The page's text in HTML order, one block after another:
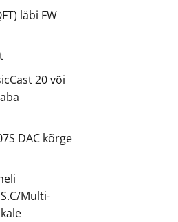
läbi FW
20 või
DAC kõrge
Multi-